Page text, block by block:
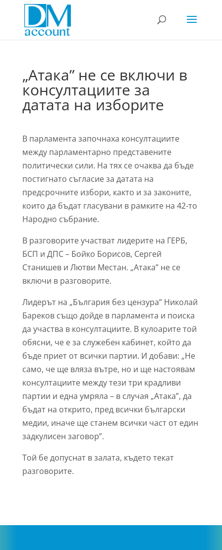
„Атака” не се включи в
консултациите за
датата на изборите
В парламента започнаха консултациите
между парламентарно представените
политически сили. На тях се очаква да бъде
постигнато съгласие за датата на
предсрочните избори, както и за законите,
които да бъдат гласувани в рамките на 42-то
Народно събрание.
В разговорите участват лидерите на ГЕРБ,
БСП и ДПС – Бойко Борисов, Сергей
Станишев и Лютви Местан. „Атака” не се
включи в разговорите.
Лидерът на „България без цензура” Николай
Бареков също дойде в парламента и поиска
да участва в консултациите. В кулоарите той
обясни, че е за служебен кабинет, който да
бъде приет от всички партии. И добави: „Не
само, че ще вляза вътре, но и ще настоявам
консултациите между тези три крадливи
партии и една умряла – в случая „Атака”, да
бъдат на открито, пред всички български
медии, иначе ще станем всички част от един
задкулисен заговор”.
Той бе допуснат в залата, където текат
разговорите.